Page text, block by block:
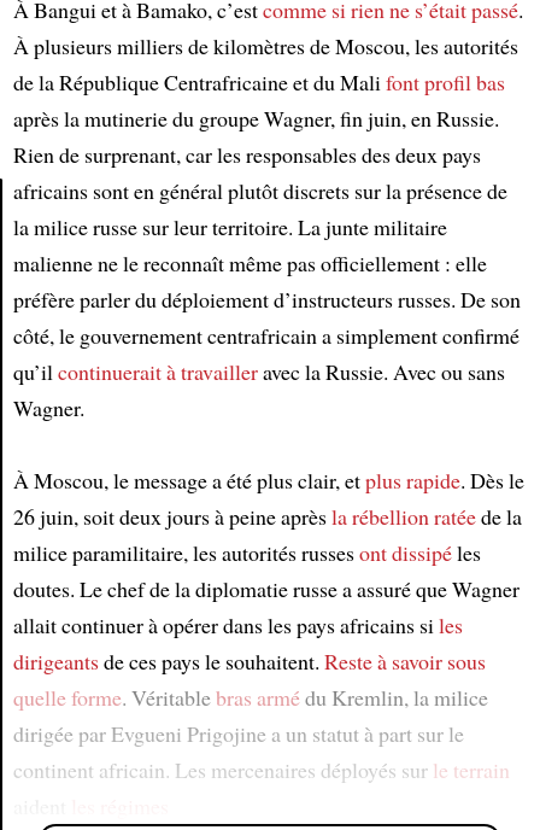
À Bangui et à Bamako, c’estcomme si rien ne s’était passé.
À plusieurs milliers de kilomètres de Moscou, les autorités
de la République Centrafricaine et du Malifont profil bas
après la mutinerie du groupe Wagner, fin juin, en Russie.
Rien de surprenant, car les responsables des deux pays
africains sont en général plutôt discrets sur la présence de
la milice russe sur leur territoire. La junte militaire
malienne ne le reconnaît même pas officiellement : elle
préfère parler du déploiement d’instructeurs russes. De son
côté, le gouvernement centrafricain a simplement confirmé
qu’ilcontinuerait à travailleravec la Russie. Avec ou sans
Wagner.
À Moscou, le message a été plus clair, etplus rapide. Dès le
26 juin, soit deux jours à peine aprèsla rébellion ratéede la
milice paramilitaire, les autorités russesont dissipéles
doutes. Le chef de la diplomatie russe a assuré que Wagner
allait continuer à opérer dans les pays africains siles
dirigeantsde ces pays le souhaitent. Reste à savoir sous
quelle forme. Véritablebras armédu Kremlin, la milice
dirigée par Evgueni Prigojine a un statut à part sur le
continent africain. Les mercenaires déployés sur le terrain